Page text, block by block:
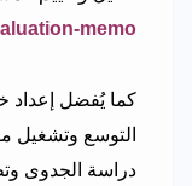
memo/
كما يُفضل إعداد
التوسع وتشغيل
دراسة الجدوى